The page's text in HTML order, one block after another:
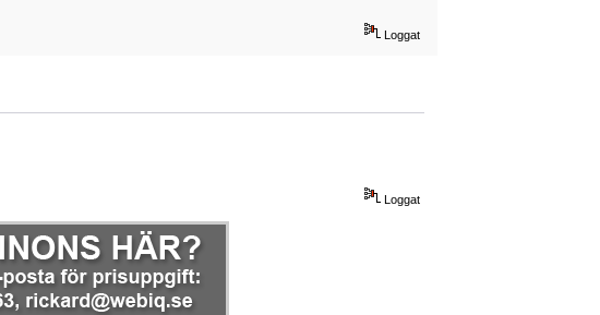
Loggat
Loggat